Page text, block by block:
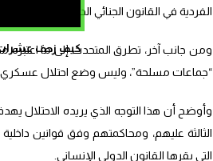
كيف زحف عشرات
الفردية في القانون الجنائي الدولي.
ومن جانب آخر، تطرق المتحدث إلى ما اعتبره
“جماعات مسلحة”، وليس وضع احتلال عسكري،
وأوضح أن هذا التوجه الذي يريده الاحتلال
الثالثة عليهم، ومحاكمتهم وفق قوانين
التي يقرها القانون الدولي الإنساني.